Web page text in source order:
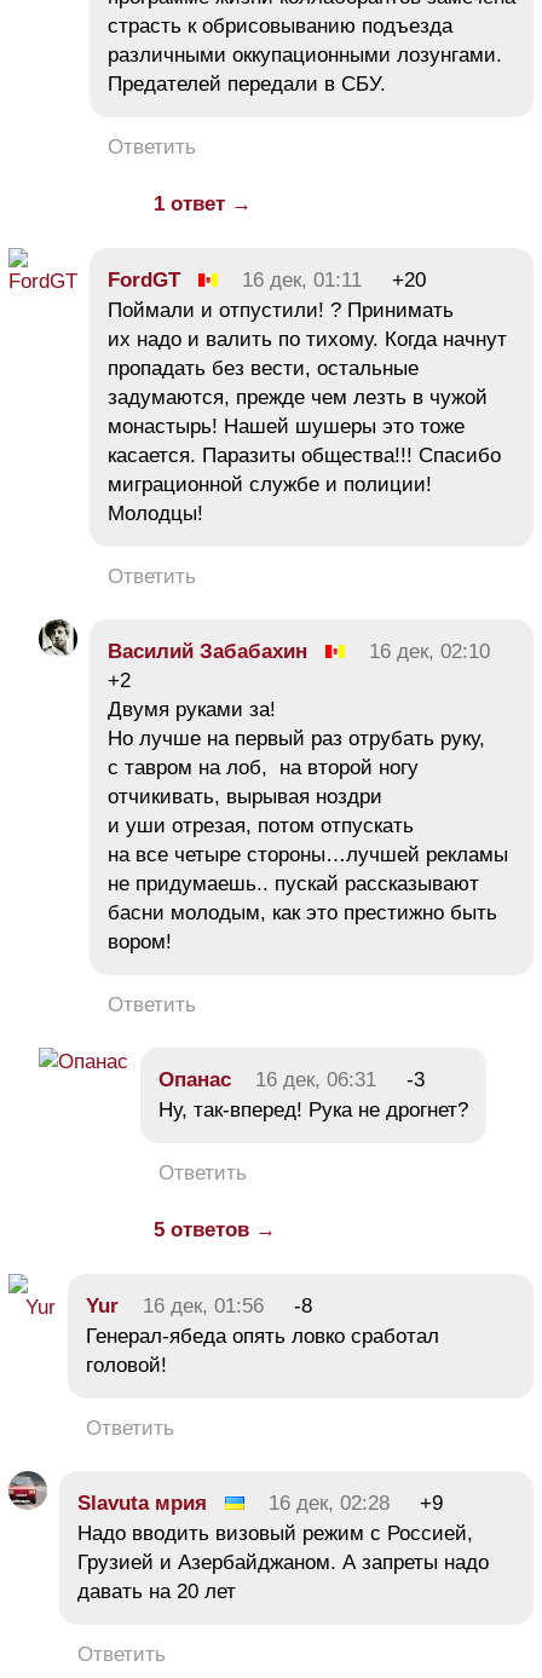
страсть к обрисовыванию подъезда
различными оккупационными лозунгами.
Предателей передали в СБУ.
Ответить
1 ответ →
FordGT 16 дек, 01:11
+20
Поймали и отпустили! ? Принимать
их надо и валить по тихому. Когда начнут
пропадать без вести, остальные
задумаются, прежде чем лезть в чужой
монастырь! Нашей шушеры это тоже
касается. Паразиты общества!!! Спасибо
миграционной службе и полиции!
Молодцы!
Ответить
Василий Забабахин
16 дек, 02:10
+2
Двумя руками за!
Но лучше на первый раз отрубать руку,
с тавром на лоб, на второй ногу
отчикивать, вырывая ноздри
и уши отрезая, потом отпускать
на все четыре стороны…лучшей рекламы
не придумаешь.. пускай рассказывают
басни молодым, как это престижно быть
вором!
Ответить
Oпанас 16 дек, 06:31
-3
Ну, так-вперед! Рука не дрогнет?
Ответить
5 ответов →
Yur 16 дек, 01:56
-8
Генерал-ябеда опять ловко сработал
головой!
Ответить
Slavuta мрия 16 дек, 02:28
+9
Надо вводить визовый режим с Россией,
Грузией и Азербайджаном. А запреты надо
давать на 20 лет
Ответить